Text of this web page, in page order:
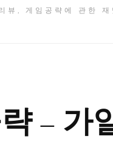
뷰, 게임공략에 관한 재
– 가